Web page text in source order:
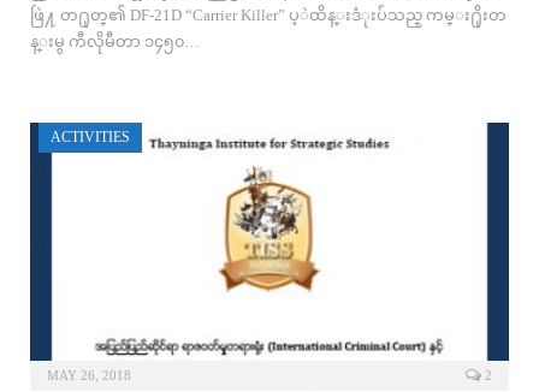
ဖြဲ႔ တ႐ုတ္၏ DF-21D “Carrier Killer” ပ့ဲထိန္းဒံုးပ်ံသည္ ကမ္း႐ိုးတ
န္းမွ ကီလိုမီတာ ၁၄၅၀…
ACTIVITIES
MAY 26, 2018 2